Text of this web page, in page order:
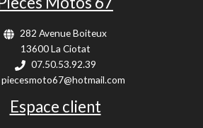
282 Avenue Boiteux
13600 La Ciotat
07.50.53.92.39
piecesmoto67@hotmail.com
Espace client